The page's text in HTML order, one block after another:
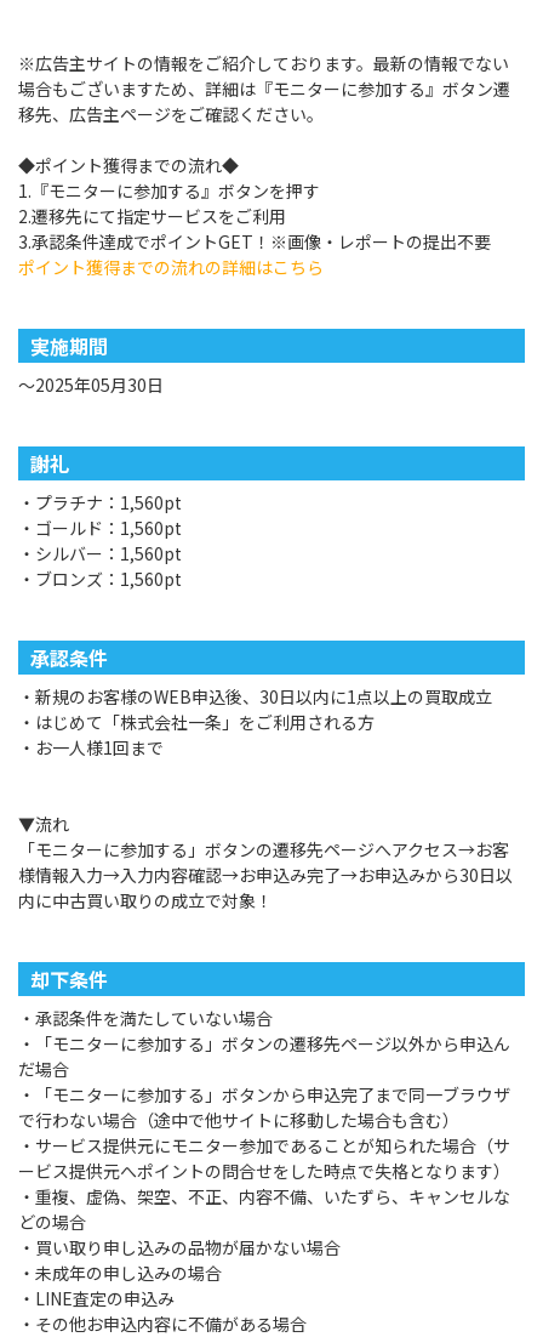
※広告主サイトの情報をご紹介しております。最新の情報でない
場合もございますため、詳細は『モニターに参加する』ボタン遷
移先、広告主ページをご確認ください。
◆ポイント獲得までの流れ◆
1.『モニターに参加する』ボタンを押す
2.遷移先にて指定サービスをご利用
3.承認条件達成でポイントGET！※画像・レポートの提出不要
ポイント獲得までの流れの詳細はこちら
実施期間
～2025年05月30日
謝礼
・プラチナ：1,560pt
・ゴールド：1,560pt
・シルバー：1,560pt
・ブロンズ：1,560pt
承認条件
・新規のお客様のWEB申込後、30日以内に1点以上の買取成立
・はじめて「株式会社一条」をご利用される方
・お一人様1回まで
▼流れ
「モニターに参加する」ボタンの遷移先ページへアクセス→お客
様情報入力→入力内容確認→お申込み完了→お申込みから30日以
内に中古買い取りの成立で対象！
却下条件
・承認条件を満たしていない場合
・「モニターに参加する」ボタンの遷移先ページ以外から申込ん
だ場合
・「モニターに参加する」ボタンから申込完了まで同一ブラウザ
で行わない場合（途中で他サイトに移動した場合も含む）
・サービス提供元にモニター参加であることが知られた場合（サ
ービス提供元へポイントの問合せをした時点で失格となります）
・重複、虚偽、架空、不正、内容不備、いたずら、キャンセルな
どの場合
・買い取り申し込みの品物が届かない場合
・未成年の申し込みの場合
・LINE査定の申込み
・その他お申込内容に不備がある場合